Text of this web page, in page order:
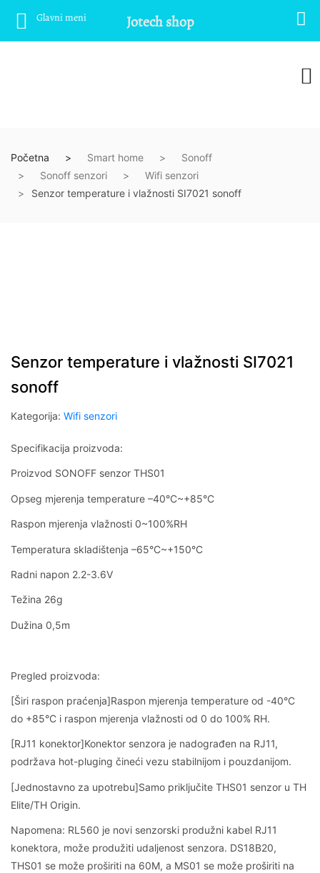
Početna Smart home
Sonoff
Sonoff senzori
Wifi senzori
Senzor temperature i vlažnosti SI7021 sonoff
Senzor temperature i vlažnosti SI7021
sonoff
Kategorija: Wifi senzori
Specifikacija proizvoda:
Proizvod SONOFF senzor THS01
Opseg mjerenja temperature –40°C~+85°C
Raspon mjerenja vlažnosti 0~100%RH
Temperatura skladištenja –65°C~+150°C
Radni napon 2.2-3.6V
Težina 26g
Dužina 0,5m
Pregled proizvoda:
[Širi raspon praćenja]Raspon mjerenja temperature od -40°C
do +85°C i raspon mjerenja vlažnosti od 0 do 100% RH.
[RJ11 konektor]Konektor senzora je nadograđen na RJ11,
podržava hot-pluging čineći vezu stabilnijom i pouzdanijom.
[Jednostavno za upotrebu]Samo priključite THS01 senzor u TH
Elite/TH Origin.
Napomena: RL560 je novi senzorski produžni kabel RJ11
konektora, može produžiti udaljenost senzora. DS18B20,
THS01 se može proširiti na 60M, a MS01 se može proširiti na
Glavni meni Jotech shop